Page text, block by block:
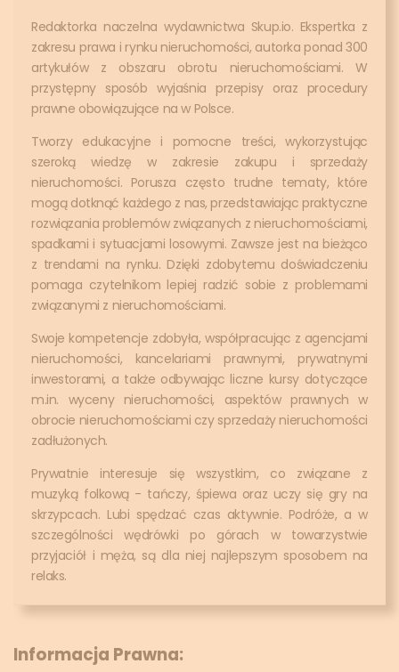
Redaktorka naczelna wydawnictwa Skup.io. Ekspertka z
zakresu prawa i rynku nieruchomości, autorka ponad 300
artykułów z obszaru obrotu nieruchomościami. W
przystępny sposób wyjaśnia przepisy oraz procedury
prawne obowiązujące na w Polsce.
Tworzy edukacyjne i pomocne treści, wykorzystując
szeroką wiedzę w zakresie zakupu i sprzedaży
nieruchomości. Porusza często trudne tematy, które
mogą dotknąć każdego z nas, przedstawiając praktyczne
rozwiązania problemów związanych z nieruchomościami,
spadkami i sytuacjami losowymi. Zawsze jest na bieżąco
z trendami na rynku. Dzięki zdobytemu doświadczeniu
pomaga czytelnikom lepiej radzić sobie z problemami
związanymi z nieruchomościami.
Swoje kompetencje zdobyła, współpracując z agencjami
nieruchomości, kancelariami prawnymi, prywatnymi
inwestorami, a także odbywając liczne kursy dotyczące
m.in. wyceny nieruchomości, aspektów prawnych w
obrocie nieruchomościami czy sprzedaży nieruchomości
zadłużonych.
Prywatnie interesuje się wszystkim, co związane z
muzyką folkową - tańczy, śpiewa oraz uczy się gry na
skrzypcach. Lubi spędzać czas aktywnie. Podróże, a w
szczególności wędrówki po górach w towarzystwie
przyjaciół i męża, są dla niej najlepszym sposobem na
relaks.
Informacja Prawna: